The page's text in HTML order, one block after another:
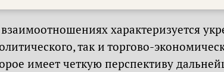
взаимоотношениях характеризуется
так и торгово-
имеет четкую перспективу